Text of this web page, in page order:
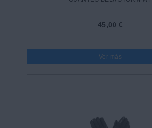
45,00 €
Ver más